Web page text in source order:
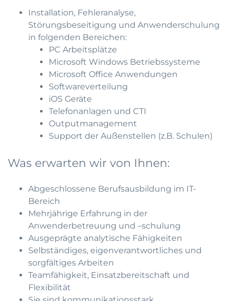
Installation, Fehleranalyse,
Störungsbeseitigung und Anwenderschulung
in folgenden Bereichen:
PC Arbeitsplätze
Microsoft Windows Betriebssysteme
Microsoft Office Anwendungen
Softwareverteilung
iOS Geräte
Telefonanlagen und CTI
Outputmanagement
Support der Außenstellen (z.B. Schulen)
Was erwarten wir von Ihnen:
Abgeschlossene Berufsausbildung im IT-
Bereich
Mehrjährige Erfahrung in der
Anwenderbetreuung und –schulung
Ausgeprägte analytische Fähigkeiten
Selbständiges, eigenverantwortliches und
sorgfältiges Arbeiten
Teamfähigkeit, Einsatzbereitschaft und
Flexibilität